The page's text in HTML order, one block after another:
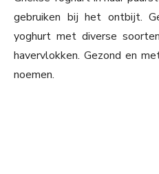
gebruiken bij het ontbijt.
yoghurt met diverse
havervlokken. Gezond en
noemen.